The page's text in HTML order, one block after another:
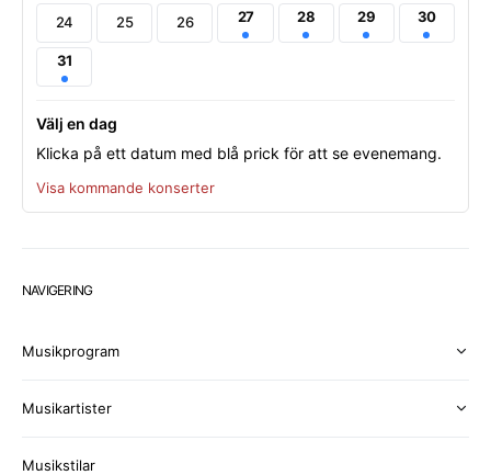
24 25 26 27 28 29 30
31
Välj en dag
Klicka på ett datum med blå prick för att se evenemang.
Visa kommande konserter
NAVIGERING
Musikprogram
Musikartister
Musikstilar